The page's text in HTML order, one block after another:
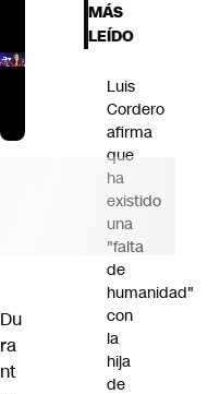
Du
ra
nt
MÁS
LEÍDO
Luis
Cordero
afirma
que
ha
existido
una
"falta
de
humanidad"
con
la
hija
de